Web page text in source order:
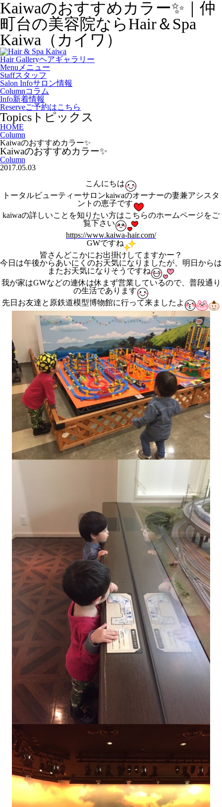
Kaiwaのおすすめカラー✨｜仲
町台の美容院ならHair＆Spa
Kaiwa（カイワ）
Hair Galleryヘアギャラリー
Menu メニュー
Staffスタッフ
Salon Infoサロン情報
Columnコラム
Info新着情報
Reserveご予約はこちら
Topics トピックス
HOME
Column
Kaiwaのおすすめカラー✨
Kaiwaのおすすめカラー✨
Column
2017.05.03
こんにちは
トータルビューティーサロンkaiwaのオーナーの妻兼アシスタ
ントの恵子です
kaiwaの詳しいことを知りたい方はこちらのホームページをご
覧下さい
https://www.kaiwa-hair.com/
GWですね
皆さんどこかにお出掛けしてますかー？
今日は午後からあいにくのお天気になりましたが、明日からは
またお天気になりそうですね
我が家はGWなどの連休は休まず営業しているので、普段通り
の生活であります
先日お友達と原鉄道模型博物館に行って来ましたよ